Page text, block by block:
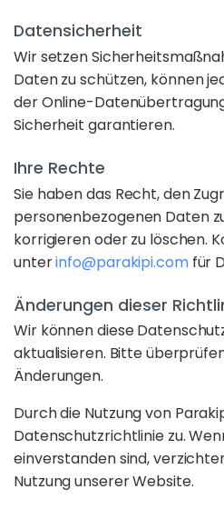
Datensicherheit
Wir setzen
Daten zu schützen, können
der Online-
Sicherheit garantieren.
Ihre Rechte
Sie haben das Recht, den
personenbezogenen Daten
korrigieren oder zu löschen.
unterinfo@parakipi.comfür
Änderungen dieser
Wir können diese
aktualisieren. Bitte
Änderungen.
Durch die Nutzung von
Datenschutzrichtlinie zu.
einverstanden sind,
Nutzung unserer Website.